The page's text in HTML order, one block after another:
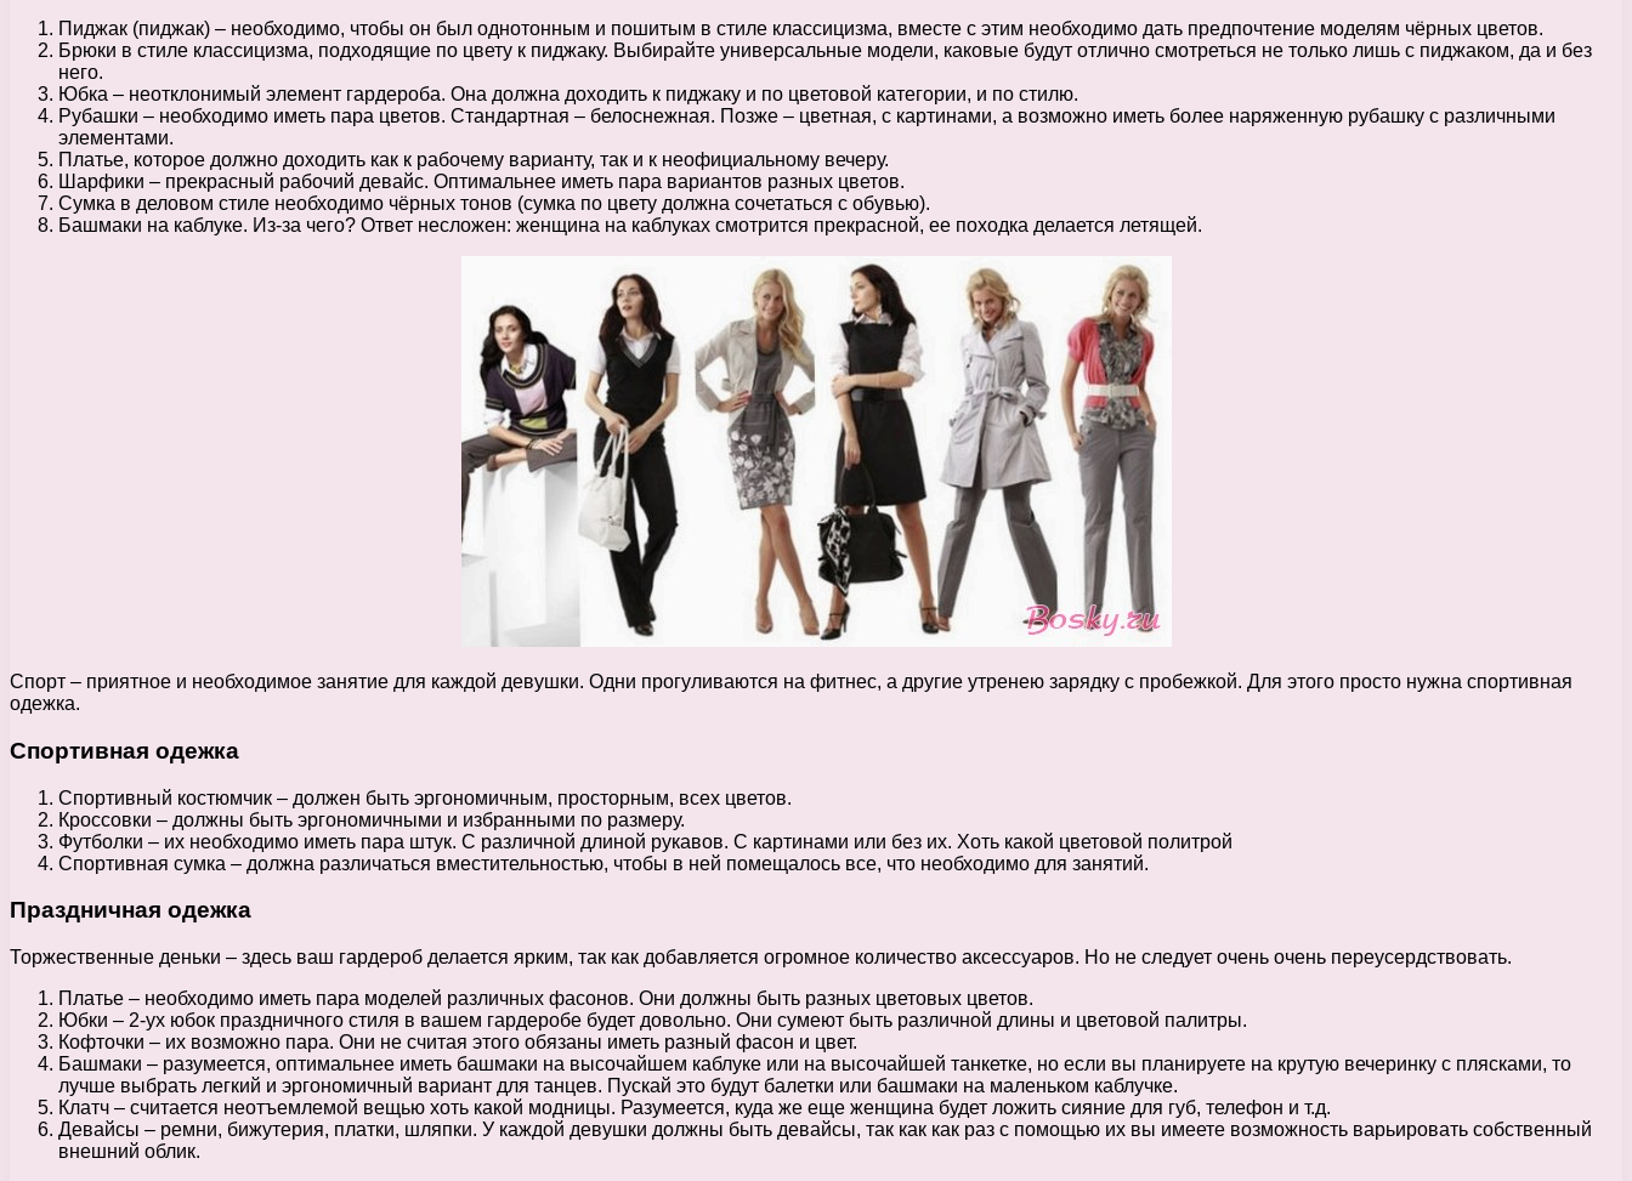
Пиджак (пиджак) – необходимо, чтобы он был однотонным и пошитым в стиле классицизма, вместе с этим необходимо дать предпочтение моделям чёрных цветов.
Брюки в стиле классицизма, подходящие по цвету к пиджаку. Выбирайте универсальные модели, каковые будут отлично смотреться не только лишь с пиджаком, да и без
него.
Юбка – неотклонимый элемент гардероба. Она должна доходить к пиджаку и по цветовой категории, и по стилю.
Рубашки – необходимо иметь пара цветов. Стандартная – белоснежная. Позже – цветная, с картинами, а возможно иметь более наряженную рубашку с различными
элементами.
Платье, которое должно доходить как к рабочему варианту, так и к неофициальному вечеру.
Шарфики – прекрасный рабочий девайс. Оптимальнее иметь пара вариантов разных цветов.
Сумка в деловом стиле необходимо чёрных тонов (сумка по цвету должна сочетаться с обувью).
Башмаки на каблуке. Из-за чего? Ответ несложен: женщина на каблуках смотрится прекрасной, ее походка делается летящей.
Спорт – приятное и необходимое занятие для каждой девушки. Одни прогуливаются на фитнес, а другие утренею зарядку с пробежкой. Для этого просто нужна спортивная
одежка.
Спортивная одежка
Спортивный костюмчик – должен быть эргономичным, просторным, всех цветов.
Кроссовки – должны быть эргономичными и избранными по размеру.
Футболки – их необходимо иметь пара штук. С различной длиной рукавов. С картинами или без их. Хоть какой цветовой политрой
Спортивная сумка – должна различаться вместительностью, чтобы в ней помещалось все, что необходимо для занятий.
Праздничная одежка
Торжественные деньки – здесь ваш гардероб делается ярким, так как добавляется огромное количество аксессуаров. Но не следует очень очень переусердствовать.
Платье – необходимо иметь пара моделей различных фасонов. Они должны быть разных цветовых цветов.
Юбки – 2-ух юбок праздничного стиля в вашем гардеробе будет довольно. Они сумеют быть различной длины и цветовой палитры.
Кофточки – их возможно пара. Они не считая этого обязаны иметь разный фасон и цвет.
Башмаки – разумеется, оптимальнее иметь башмаки на высочайшем каблуке или на высочайшей танкетке, но если вы планируете на крутую вечеринку с плясками, то
лучше выбрать легкий и эргономичный вариант для танцев. Пускай это будут балетки или башмаки на маленьком каблучке.
Клатч – считается неотъемлемой вещью хоть какой модницы. Разумеется, куда же еще женщина будет ложить сияние для губ, телефон и т.д.
Девайсы – ремни, бижутерия, платки, шляпки. У каждой девушки должны быть девайсы, так как как раз с помощью их вы имеете возможность варьировать собственный
внешний облик.